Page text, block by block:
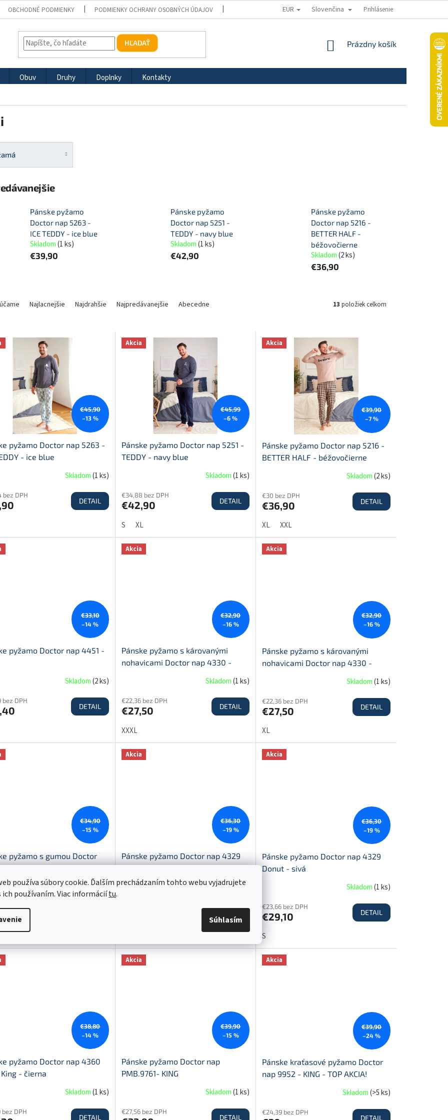
používa súbory cookie. Ďalším prechádzaním tohto webu vyjadrujete
ich používaním. Viac informáciítu.
Súhlasím
OBCHODNÉ PODMIENKY PODMIENKY OCHRANY OSOBNÝCH ÚDAJOV ODSTÚPENIE OD ZMLUVY REKLAMAČNÝ PORIADOK
EUR Slovenčina Prihlásenie
HĽADAŤ
NÁKUPNÝ
Prázdny košík
Obuv Druhy Doplnky
Kontakty
Pánske pyžamo
Doctor nap 5263 -
ICE TEDDY - ice blue
Skladom(1 ks)
€39,90
Pánske pyžamo
Doctor nap 5251 -
TEDDY - navy blue
Skladom(1 ks)
€42,90
Pánske pyžamo
Doctor nap 5216 -
BETTER HALF -
béžovočierne
Skladom(2 ks)
€36,90
Najlacnejšie Najdrahšie Najpredávanejšie Abecedne 13 položiek celkom
€45,90
–13 %
pyžamo Doctor nap 5263 -
- ice blue
Skladom(1 ks)
bez DPH
DETAIL
Akcia
€45,99
–6 %
Pánske pyžamo Doctor nap 5251 -
TEDDY - navy blue
Skladom(1 ks)
€34,88 bez DPH
€42,90 DETAIL
S XL
Akcia
€39,90
–7 %
Pánske pyžamo Doctor nap 5216 -
BETTER HALF - béžovočierne
Skladom(2 ks)
€30 bez DPH
€36,90 DETAIL
XL XXL
€33,10
–14 %
pyžamo Doctor nap 4451 -
Skladom(2 ks)
bez DPH
DETAIL
Akcia
€32,90
–16 %
Pánske pyžamo s károvanými
nohavicami Doctor nap 4330 -
Skladom(1 ks)
€22,36 bez DPH
€27,50 DETAIL
XXXL
Akcia
€32,90
–16 %
Pánske pyžamo s károvanými
nohavicami Doctor nap 4330 -
Skladom(1 ks)
€22,36 bez DPH
€27,50 DETAIL
XL
€34,90
–15 %
pyžamo s gumou Doctor
- čierna
Skladom(1 ks)
bez DPH
Akcia
€36,30
–19 %
Pánske pyžamo Doctor nap 4329
Good vibes - sivá
Skladom(1 ks
Akcia
€36,30
–19 %
Pánske pyžamo Doctor nap 4329
Donut - sivá
Skladom(1 ks)
€23,66 bez DPH
€29,10 DETAIL
S
€38,80
–14 %
pyžamo Doctor nap 4360
- čierna
Skladom(1 ks)
bez DPH
DETAIL
Akcia
€39,90
–15 %
Pánske pyžamo Doctor nap
PMB.9761- KING
Skladom(1 ks)
€27,56 bez DPH
DETAIL
Akcia
€39,90
–24 %
Pánske kraťasové pyžamo Doctor
nap 9952 - KING - TOP AKCIA!
Skladom(>5 ks)
€24,39 bez DPH
DETAIL